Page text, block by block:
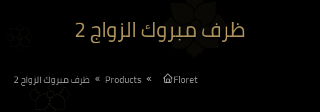
ظرف مبروك الزواج 2
Floret
Products ظرف مبروك الزواج 2